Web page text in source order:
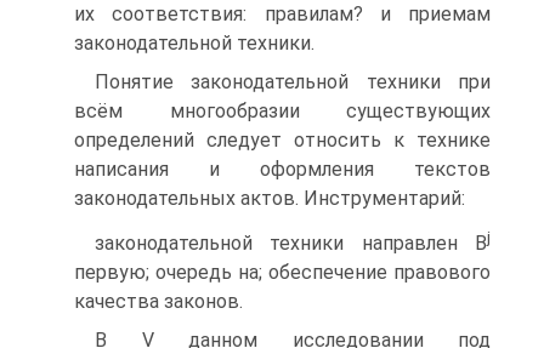
их соответствия: правилам? и приемам
законодательной техники.
Понятие законодательной техники при
всём многообразии существующих
определений следует относить к технике
написания и оформления текстов
законодательных актов. Инструментарий:
законодательной техники направлен Bj
первую; очередь на; обеспечение правового
качества законов.
В V данном исследовании под